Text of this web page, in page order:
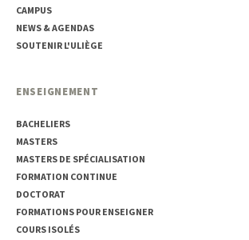
CAMPUS
NEWS & AGENDAS
SOUTENIR L'ULIÈGE
ENSEIGNEMENT
BACHELIERS
MASTERS
MASTERS DE SPÉCIALISATION
FORMATION CONTINUE
DOCTORAT
FORMATIONS POUR ENSEIGNER
COURS ISOLÉS